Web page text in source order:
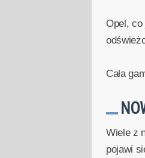
Opel, co
Cała
Wiele z
pojawi